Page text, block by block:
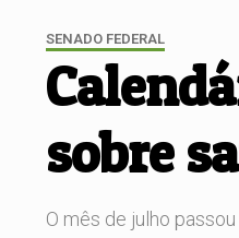
SENADO FEDERAL
sobre
O mês de julho